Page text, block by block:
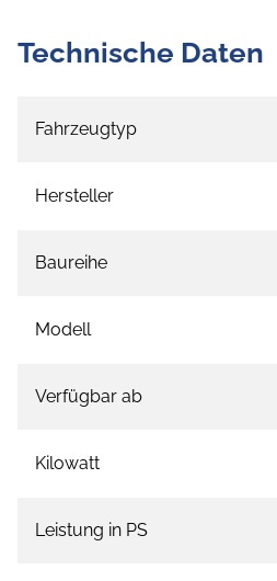
Technische Daten
Fahrzeugtyp
Hersteller
Baureihe
Modell
Verfügbar ab
Kilowatt
Leistung in PS